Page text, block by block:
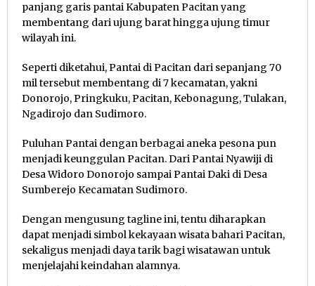
panjang garis pantai Kabupaten Pacitan yang
membentang dari ujung barat hingga ujung timur
wilayah ini.
Seperti diketahui, Pantai di Pacitan dari sepanjang 70
mil tersebut membentang di 7 kecamatan, yakni
Donorojo, Pringkuku, Pacitan, Kebonagung, Tulakan,
Ngadirojo dan Sudimoro.
Puluhan Pantai dengan berbagai aneka pesona pun
menjadi keunggulan Pacitan. Dari Pantai Nyawiji di
Desa Widoro Donorojo sampai Pantai Daki di Desa
Sumberejo Kecamatan Sudimoro.
Dengan mengusung tagline ini, tentu diharapkan
dapat menjadi simbol kekayaan wisata bahari Pacitan,
sekaligus menjadi daya tarik bagi wisatawan untuk
menjelajahi keindahan alamnya.